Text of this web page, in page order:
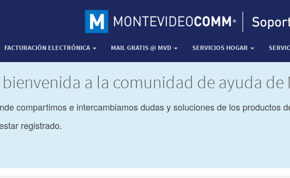
FACTURACIÓN ELECTRÓNICA MAIL GRATIS @ MVD SERVICIOS HOGAR
a la comunidad de ayuda de
compartimos e intercambiamos dudas y soluciones de los productos
registrado.